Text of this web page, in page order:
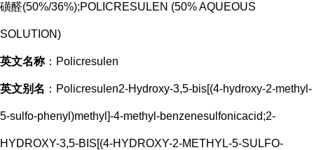
磺醛(50%/36%);POLICRESULEN (50% AQUEOUS
SOLUTION)
英文名称：Policresulen
英文别名 ：Policresulen2-Hydroxy-3,5-bis[(4-hydroxy-2-methyl-
5-sulfo-phenyl)methyl]-4-methyl-benzenesulfonicacid;2-
HYDROXY-3,5-BIS[(4-HYDROXY-2-METHYL-5-SULFO-